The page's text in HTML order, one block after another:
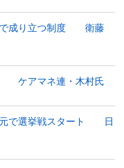
で成り立つ制度 衛藤
ケアマネ連・木村氏
元で選挙戦スタート 日